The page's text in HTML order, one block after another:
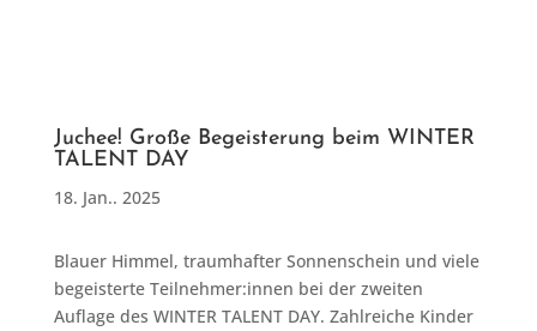
Juchee! Große Begeisterung beim WINTER
TALENT DAY
18. Jan.. 2025
Blauer Himmel, traumhafter Sonnenschein und viele
begeisterte Teilnehmer:innen bei der zweiten
Auflage des WINTER TALENT DAY. Zahlreiche Kinder